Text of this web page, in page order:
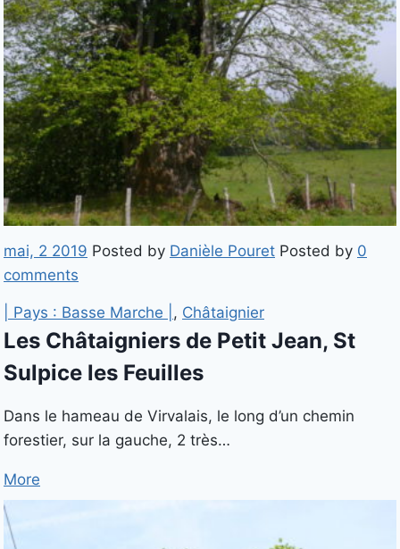
mai, 2 2019 Posted by Danièle Pouret Posted by 0
comments
| Pays : Basse Marche | , Châtaignier
Les Châtaigniers de Petit Jean, St
Sulpice les Feuilles
Dans le hameau de Virvalais, le long d’un chemin
forestier, sur la gauche, 2 très…
More